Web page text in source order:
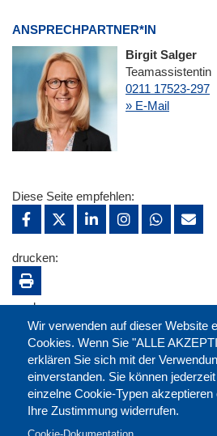
ANSPRECHPARTNER*IN
Birgit Salger
Teamassistentin
0211 17523-297
» E-Mail
Wir verwenden auf dieser Website
Cookies. Wenn Sie "ALLE
erklären Sie sich mit der
einverstanden. Sie können
einzelne Cookie-Typen
Ihre Zustimmung widerrufen.
Diese Seite empfehlen:
drucken:
merken: